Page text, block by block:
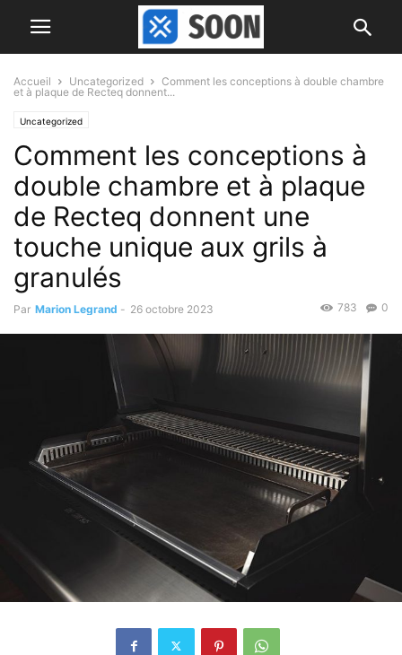
Accueil Uncategorized
Comment les conceptions à double chambre
et à plaque de Recteq donnent...
Uncategorized
Comment les conceptions à
double chambre et à plaque
de Recteq donnent une
touche unique aux grils à
granulés
Par Marion Legrand - 26 octobre 2023 0
783